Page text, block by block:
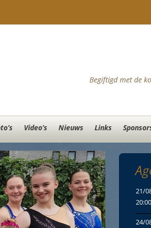
Video’s Nieuws Links
21/
24/